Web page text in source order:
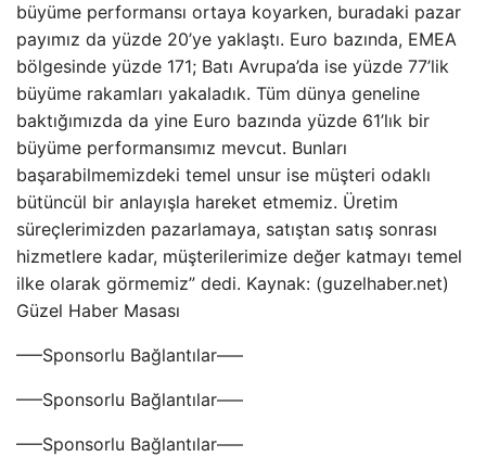
büyüme performansı ortaya koyarken, buradaki pazar
payımız da yüzde 20’ye yaklaştı. Euro bazında, EMEA
bölgesinde yüzde 171; Batı Avrupa’da ise yüzde 77’lik
büyüme rakamları yakaladık. Tüm dünya geneline
baktığımızda da yine Euro bazında yüzde 61’lık bir
büyüme performansımız mevcut. Bunları
başarabilmemizdeki temel unsur ise müşteri odaklı
bütüncül bir anlayışla hareket etmemiz. Üretim
süreçlerimizden pazarlamaya, satıştan satış sonrası
hizmetlere kadar, müşterilerimize değer katmayı temel
ilke olarak görmemiz” dedi. Kaynak: (guzelhaber.net)
Güzel Haber Masası
—–Sponsorlu Bağlantılar—–
—–Sponsorlu Bağlantılar—–
—–Sponsorlu Bağlantılar—–